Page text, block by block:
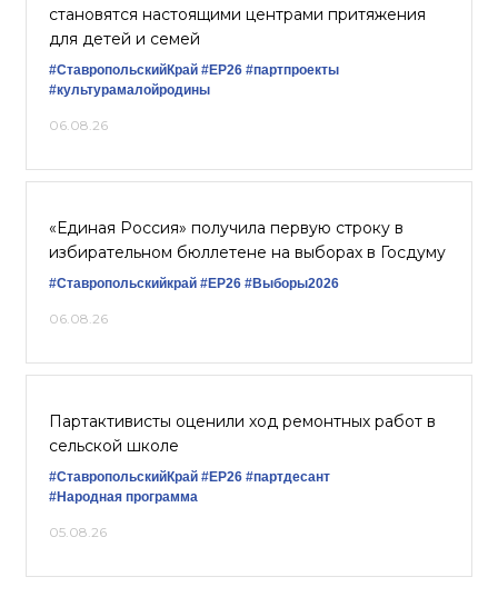
становятся настоящими центрами притяжения
для детей и семей
#СтавропольскийКрай #ЕР26 #партпроекты
#культурамалойродины
06.08.26
«Единая Россия» получила первую строку в
избирательном бюллетене на выборах в Госдуму
#Ставропольскийкрай #ЕР26 #Выборы2026
06.08.26
Партактивисты оценили ход ремонтных работ в
сельской школе
#СтавропольскийКрай #ЕР26 #партдесант
#Народная программа
05.08.26